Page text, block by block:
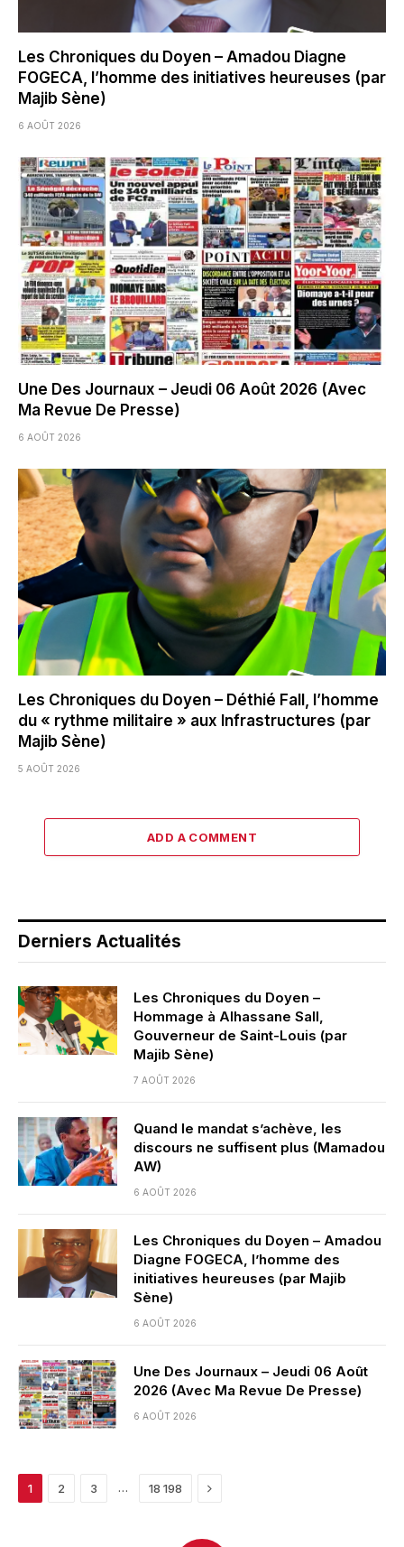
Les Chroniques du Doyen – Amadou Diagne
FOGECA, l’homme des initiatives heureuses (par
Majib Sène)
6 AOÛT 2026
Une Des Journaux – Jeudi 06 Août 2026 (Avec
Ma Revue De Presse)
6 AOÛT 2026
Les Chroniques du Doyen – Déthié Fall, l’homme
du « rythme militaire » aux Infrastructures (par
Majib Sène)
5 AOÛT 2026
ADD A COMMENT
Derniers Actualités
Les Chroniques du Doyen –
Hommage à Alhassane Sall,
Gouverneur de Saint-Louis (par
Majib Sène)
7 AOÛT 2026
Quand le mandat s’achève, les
discours ne suffisent plus (Mamadou
AW)
6 AOÛT 2026
Les Chroniques du Doyen – Amadou
Diagne FOGECA, l’homme des
initiatives heureuses (par Majib
Sène)
6 AOÛT 2026
Une Des Journaux – Jeudi 06 Août
2026 (Avec Ma Revue De Presse)
6 AOÛT 2026
1 2 3 … 18 198 Next